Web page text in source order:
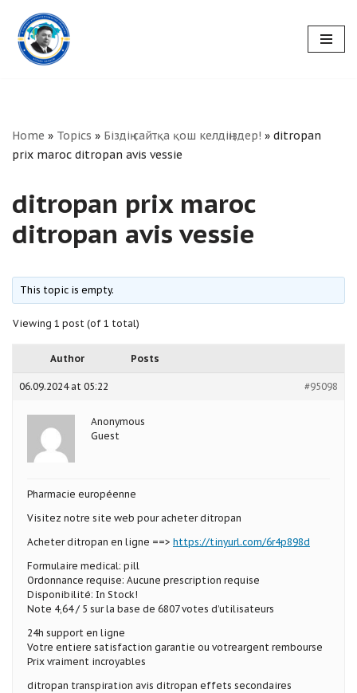
Skip
to
Home » Topics » Біздің сайтқа қош келдіңіздер! » ditropan
prix maroc ditropan avis vessie
ditropan prix maroc
ditropan avis vessie
This topic is empty.
Viewing 1 post (of 1 total)
Author Posts
06.09.2024 at 05:22 #95098
Anonymous
Guest
Pharmacie européenne
Visitez notre site web pour acheter ditropan
Acheter ditropan en ligne ==> https://tinyurl.com/6r4p898d
Formulaire medical: pill
Ordonnance requise: Aucune prescription requise
Disponibilité: In Stock!
Note 4,64 / 5 sur la base de 6807 votes d’utilisateurs
24h support en ligne
Votre entiere satisfaction garantie ou votreargent rembourse
Prix vraiment incroyables
ditropan transpiration avis ditropan effets secondaires